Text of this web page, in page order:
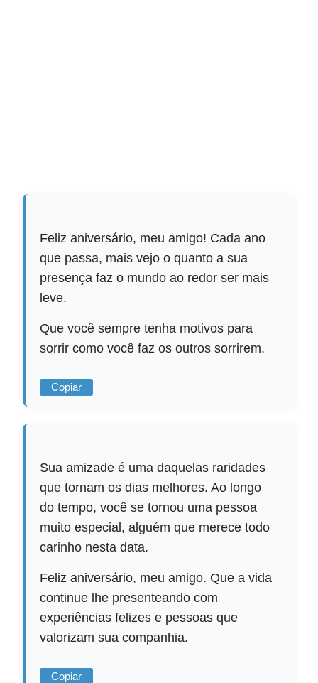
Feliz aniversário, meu amigo! Cada ano
que passa, mais vejo o quanto a sua
presença faz o mundo ao redor ser mais
leve.
Que você sempre tenha motivos para
sorrir como você faz os outros sorrirem.
Copiar
Sua amizade é uma daquelas raridades
que tornam os dias melhores. Ao longo
do tempo, você se tornou uma pessoa
muito especial, alguém que merece todo
carinho nesta data.
Feliz aniversário, meu amigo. Que a vida
continue lhe presenteando com
experiências felizes e pessoas que
valorizam sua companhia.
Copiar